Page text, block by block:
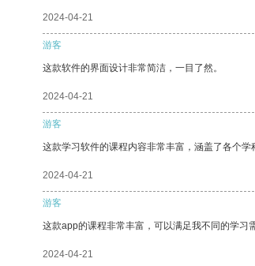
2024-04-21
游客
这款软件的界面设计非常简洁，一目了然。
2024-04-21
游客
这款学习软件的课程内容非常丰富，涵盖了各个
2024-04-21
游客
这款app的课程非常丰富，可以满足我不同的学习
2024-04-21